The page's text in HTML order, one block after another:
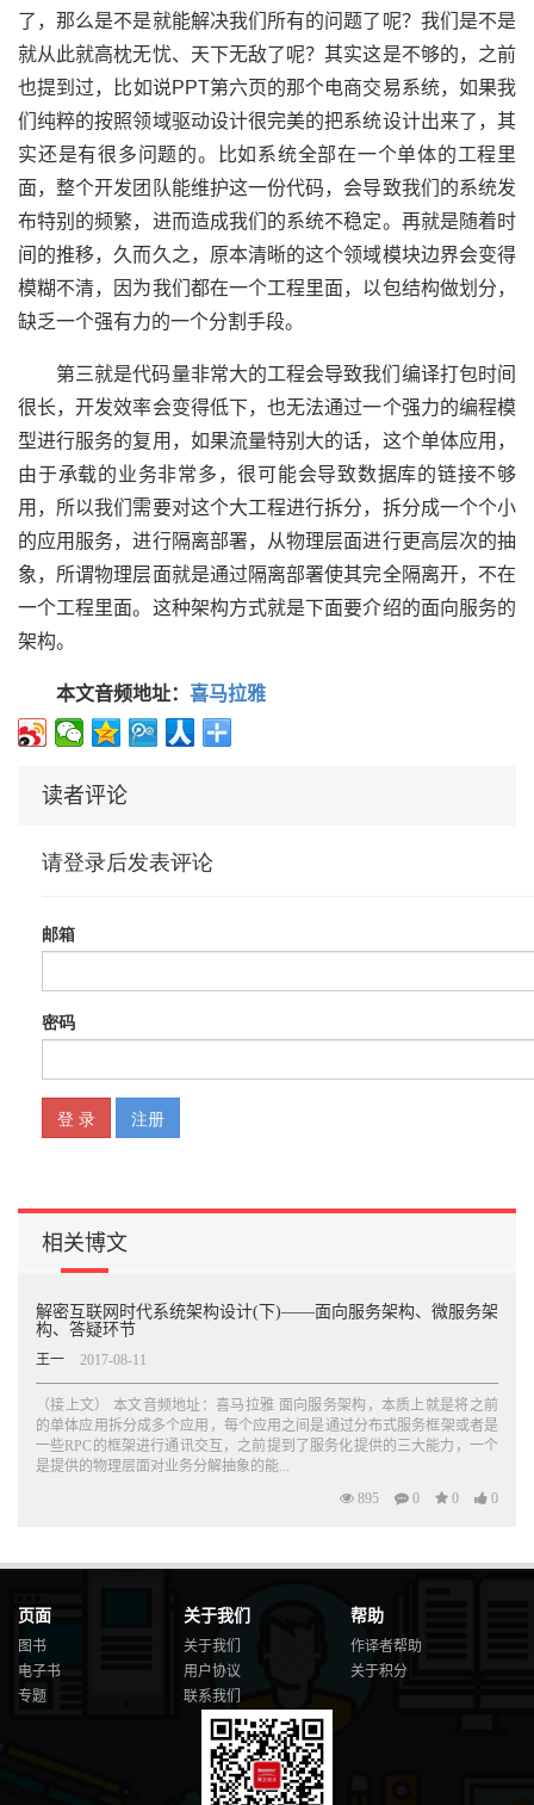
了，那么是不是就能解决我们所有的问题了呢？我们是不是
就从此就高枕无忧、天下无敌了呢？其实这是不够的，之前
也提到过，比如说PPT第六页的那个电商交易系统，如果我
们纯粹的按照领域驱动设计很完美的把系统设计出来了，其
实还是有很多问题的。比如系统全部在一个单体的工程里
面，整个开发团队能维护这一份代码，会导致我们的系统发
布特别的频繁，进而造成我们的系统不稳定。再就是随着时
间的推移，久而久之，原本清晰的这个领域模块边界会变得
模糊不清，因为我们都在一个工程里面，以包结构做划分，
缺乏一个强有力的一个分割手段。
第三就是代码量非常大的工程会导致我们编译打包时间
很长，开发效率会变得低下，也无法通过一个强力的编程模
型进行服务的复用，如果流量特别大的话，这个单体应用，
由于承载的业务非常多，很可能会导致数据库的链接不够
用，所以我们需要对这个大工程进行拆分，拆分成一个个小
的应用服务，进行隔离部署，从物理层面进行更高层次的抽
象，所谓物理层面就是通过隔离部署使其完全隔离开，不在
一个工程里面。这种架构方式就是下面要介绍的面向服务的
架构。
本文音频地址： 喜马拉雅
读者评论
相关博文
解密互联网时代系统架构设计(下)——面向服务架构、微服务架
构、答疑环节
王一 2017-08-11
（接上文） 本文音频地址：喜马拉雅 面向服务架构，本质上就是将之前
的单体应用拆分成多个应用，每个应用之间是通过分布式服务框架或者是
一些RPC的框架进行通讯交互，之前提到了服务化提供的三大能力，一个
是提供的物理层面对业务分解抽象的能...
895
0 0 0
页面
图书
电子书
专题
关于我们
关于我们
用户协议
联系我们
帮助
作译者帮助
关于积分